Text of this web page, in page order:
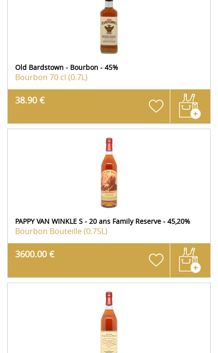
Old Bardstown - Bourbon - 45%
Bourbon 70 cl (0.7L)
38.90 €
PAPPY VAN WINKLE S - 20 ans Family Reserve - 45,20%
Bourbon Bouteille (0.75L)
3600.00 €